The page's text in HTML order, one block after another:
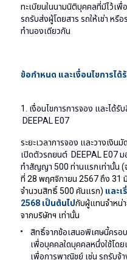
ทะเบียนในนามนิติบุคคลที่มีไว้เพื่
รถรับส่งผู้โดยสาร รถให้เช่า หรื
ทำนองเดียวกัน
ข้อกำหนด และเงื่อนไขการได้
1. เงื่อนไขการการจอง และได้
DEEPAL E07
ระยะเวลาการจอง และวางเงิน
เปิดตัวรถยนต์ DEEPAL E07
ทำสัญญา 500 ท่านแรกเท่านั้น (
ที่ 28 พฤศจิกายน 2567ถึง 31
จำนวนสิทธิ์ 500 คันแรก) และ
2568 เป็นต้นไปกับผู้แทนจำหน่
จากบริษัทฯ เท่านั้น
สิทธิ์จากข้อเสนอพิเศษนี้ครอ
เพื่อบุคคลใดบุคคลหนึ่งใช้โดย
เพื่อการพาณิชย์ เช่น รถรับจ้า